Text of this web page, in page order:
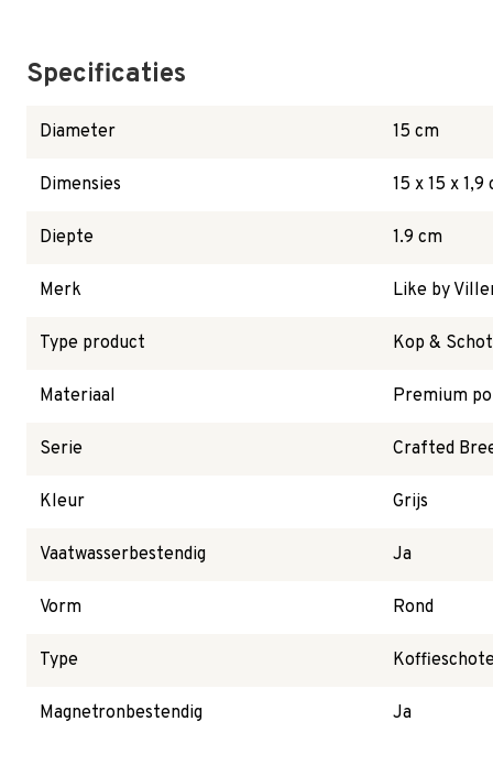
Specificaties
Diameter 15 cm
Dimensies 15 x 15 x 1,9
Diepte 1.9 cm
Merk Like by
Type product Kop &
Materiaal Premium
Serie Crafted
Kleur Grijs
Vaatwasserbestendig Ja
Vorm Rond
Type
Magnetronbestendig Ja